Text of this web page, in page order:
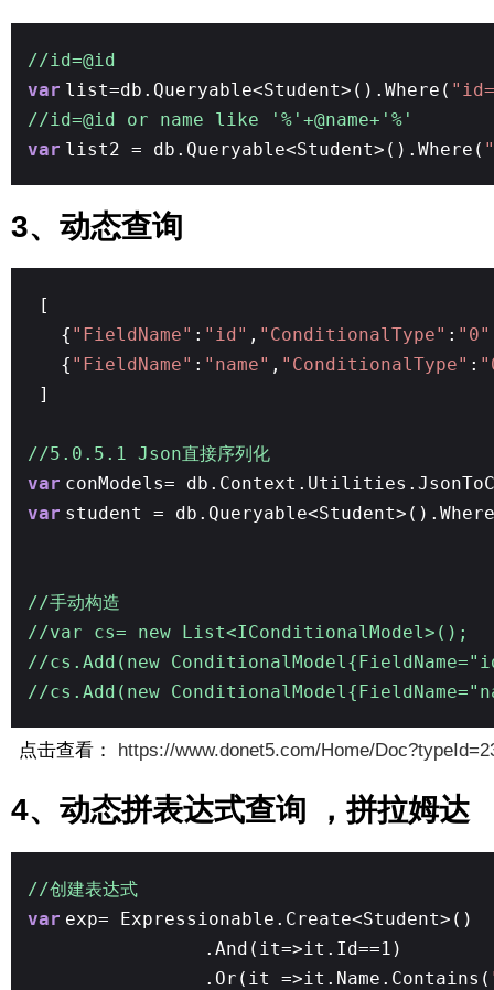
//id=@id
var list=db.Queryable<Student>().Where(
//id=@id or name like '%'+@name+'%'
var list2 = db.Queryable<Student>().Where(
3、动态查询
[
{ "FieldName" : "id" , "ConditionalType" : "0"
{ "FieldName" : "name" , "ConditionalType" :
]
//5.0.5.1 Json直接序列化
var conModels=
var student =
//手动构造
//var cs= new List<IConditionalModel>();
//cs.Add(new
//cs.Add(new
点击查看： https://www.donet5.com/Home/
4、动态拼表达式查询 ，拼拉姆达
//创建表达式
var exp= Expressionable.Create<Student>()
.And(it=>it.Id==1)
.Or(it =>it.Name.Contains(